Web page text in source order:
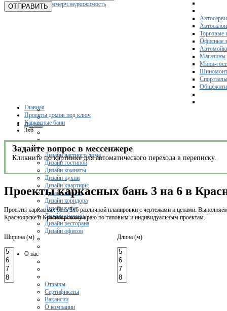
Коммерч.недвижимость
Торговые
Офисные
Магазины
Мини-
Спортзалы
Дизайн
Дизайн частного дома
Дизайн гостиной
Дизайн комнаты
Дизайн кухни
Дизайн квартиры
Дизайн ванной
Дизайн коридора
Дизайн кафе
Дизайн спальни
Дизайн ресторана
Дизайн офисов
О нас
Отзывы
Сертификаты
Вакансии
О компании
ОТПРАВИТЬ
Главная
Проекты домов под ключ
Каркасные бани
3x6
Задайте вопрос в мессенжере
Кликните по картинке для автоматического перехода в переписку.
Проекты каркасных бань 3 на 6 в
Проекты каркасных бань 3х6 различной планировки с чертежами и ценами.
Красноярске и Красноярскому краю по типовым и индивидуальным проектам.
Ширина (м) Длина (м)